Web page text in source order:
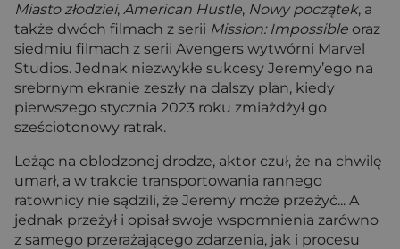
Miasto złodziei, American Hustle, Nowy początek, a
także dwóch filmach z serii Mission: Impossible oraz
siedmiu filmach z serii Avengers wytwórni Marvel
Studios. Jednak niezwykłe sukcesy Jeremy’ego na
srebrnym ekranie zeszły na dalszy plan, kiedy
pierwszego stycznia 2023 roku zmiażdżył go
sześciotonowy ratrak.
Leżąc na oblodzonej drodze, aktor czuł, że na chwilę
umarł, a w trakcie transportowania rannego
ratownicy nie sądzili, że Jeremy może przeżyć... A
jednak przeżył i opisał swoje wspomnienia zarówno
z samego przerażającego zdarzenia, jak i procesu